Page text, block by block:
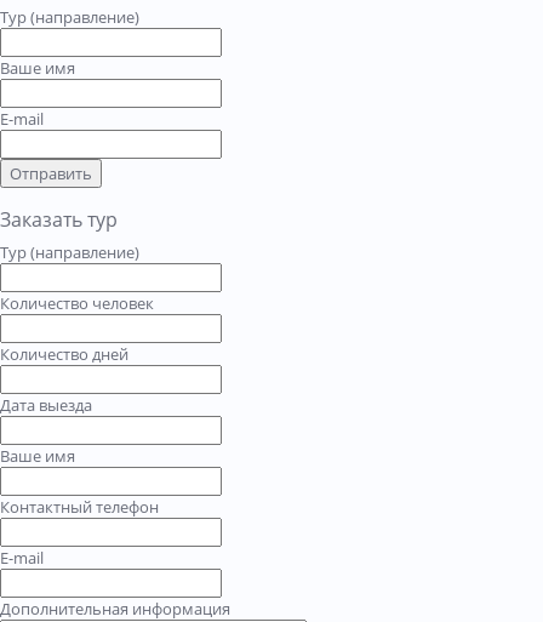
Тур (направление)
Ваше имя
E-mail
Отправить
Заказать тур
Тур (направление)
Количество человек
Количество дней
Дата выезда
Ваше имя
Контактный телефон
E-mail
Дополнительная информация